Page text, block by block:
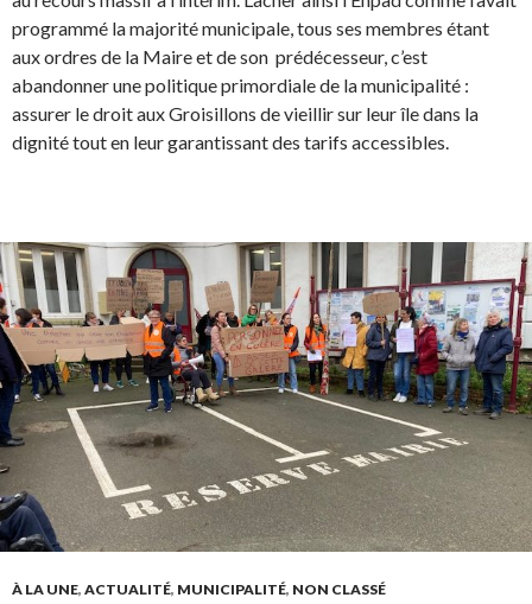
programmé la majorité municipale, tous ses membres étant
aux ordres de la Maire et de son prédécesseur, c’est
abandonner une politique primordiale de la municipalité :
assurer le droit aux Groisillons de vieillir sur leur île dans la
dignité tout en leur garantissant des tarifs accessibles.
À LA UNE, ACTUALITÉ, MUNICIPALITÉ, NON CLASSÉ